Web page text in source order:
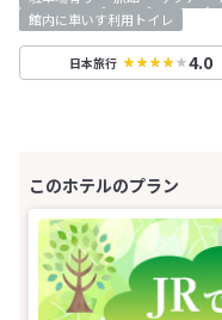
館内に車いす利用トイレ
日本旅行 4.0